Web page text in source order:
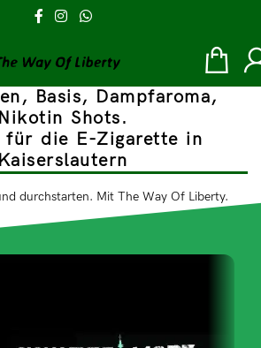
Die alternative Rauchentwöhnung.
Basis, Dampfaroma,
Nikotin Shots.
für die E-Zigarette in
Kaiserslautern
durchstarten. Mit The Way Of Liberty.